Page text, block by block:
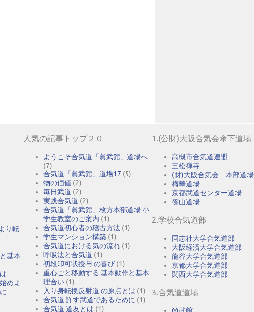
り転
基本
めよ
人気の記事トップ２０
ようこそ合気道「眞武館」道場へ
(7)
合気道「眞武館」道場17 (5)
物の価値 (2)
毎日武道 (2)
実践合気道 (2)
合気道「眞武館」枚方本部道場 小
学生教室のご案内 (1)
合気道初心者の稽古方法 (1)
学生マンション構築 (1)
合気道における気の流れ (1)
呼吸法と合気道 (1)
初段印可状授与 の喜び (1)
重心ごと移動する 基本動作と基本
理合い (1)
入り身転換反射道 の原点とは (1)
合気道 許す武道であるために (1)
合気道 道友とは (1)
1.(公財)大阪合気会傘下道場
高槻市合気道連盟
三松禪寺
(財)大阪合気会 本部道場
梅華道場
京都武道センター道場
篠山道場
2.学校合気道部
同志社大学合気道部
大阪経済大学合気道部
龍谷大学合気道部
京都大学合気道部
関西大学合気道部
3.合気道道場
尚武館